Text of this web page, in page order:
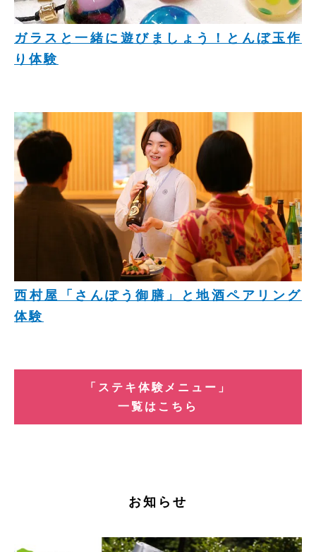
ガラスと一緒に遊びましょう！とんぼ玉作
り体験
西村屋「さんぽう御膳」と地酒ペアリング
体験
「ステキ体験メニュー」
一覧はこちら
お知らせ